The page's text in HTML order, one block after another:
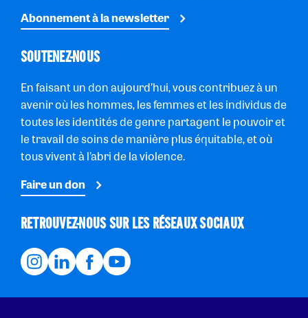
Abonnement à la newsletter
SOUTENEZ-NOUS
En faisant un don aujourd’hui, vous contribuez à un
avenir où les hommes, les femmes et les individus de
toutes les identités de genre partagent le pouvoir et
le travail de soins de manière plus équitable, et où
tous vivent à l’abri de la violence.
Faire un don
RETROUVEZ-NOUS SUR LES RÉSEAUX SOCIAUX